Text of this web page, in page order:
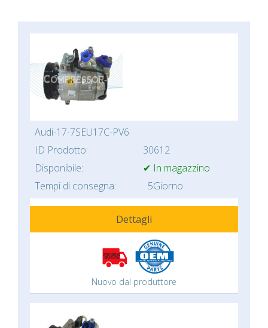
Audi-17-7SEU17C-PV6
ID Prodotto:
30612
Disponibile:
✔ In magazzino
Tempi di consegna:
5Giorno
Dettagli
Nuovo dal produttore